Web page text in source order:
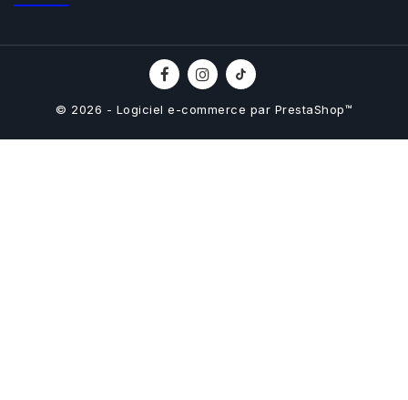
© 2026 - Logiciel e-commerce par PrestaShop™